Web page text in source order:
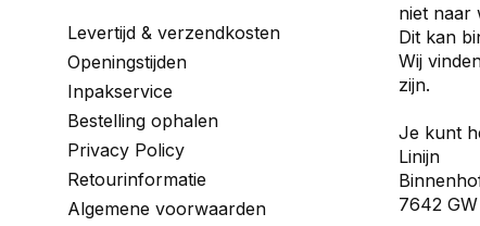
Levertijd & verzendkosten
Openingstijden
Inpakservice
Bestelling ophalen
Privacy Policy
Retourinformatie
Algemene voorwaarden
niet naar
Dit kan
Wij
zijn.
Je kunt
Linijn
7642